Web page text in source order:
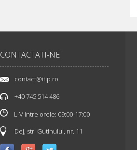
CONTACTATI-NE
contact@itip.ro
+40 745 514 486
L-V intre orele: 09:00-17:00
Dej, str. Gutinului, nr. 11